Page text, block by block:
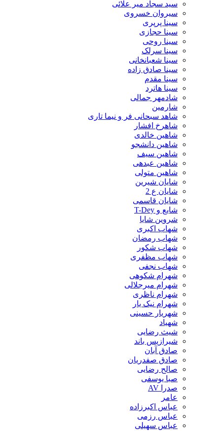
سید سجاد میر علائی
سیروان خسروی
سینا پرپری
سینا حجازی
سینا روحی
سینا سرلک
سینا شعبانخانی
سینا صادق زاده
سینا مقدم
سینا هاترد
شادمهر جمالی
شارمین
شاهد سبحانی فر و نیما تاری
شاهرخ افشار
شاهین خالدی
شاهین دانشجو
شاهین سیف
شاهین عبدهی
شاهین متولی
شایان شیرین
شایان ع 2
شایان قاسمی
شایع و T-Dey
شروین شایا
شهاب اکبری
شهاب رمضان
شهاب شکور
شهاب مظفری
شهاب نجفی
شهرام شکوهی
شهرام میرجلالی
شهرام ناظری
شهرام نیک یار
شهریار حسینی
شهیاد
شیث رضایی
شیرازیس باند
صادق آبان
صادق صفدریان
صالح رضایی
صبا یوسفی
صدرا AV
عامر
عباس اکبرزاده
عباس رزمی
عباس سهیلی